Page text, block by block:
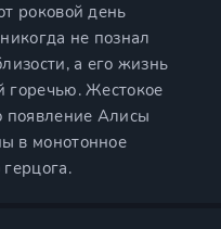
роковой день
не познал
а его жизнь
горечью. Жестокое
появление Алисы
в монотонное